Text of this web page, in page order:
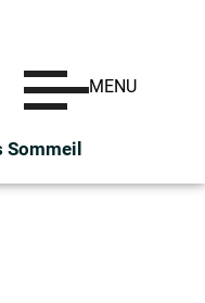
MENU